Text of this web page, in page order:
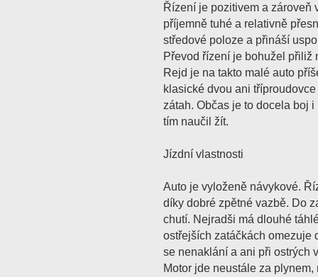
Řízení je pozitivem a zároveň
příjemně tuhé a relativně
středové poloze a přináší
Převod řízení je bohužel přiliž
Rejd je na takto malé auto
klasické dvou ani
zátah. Občas je to docela boj
tím naučil žít.
Jízdní vlastnosti
Auto je vyloženě návykové.
díky dobré zpětné vazbě. Do
chutí. Nejradši má dlouhé
ostřejších zatáčkách omezuje
se nenaklání a ani při ostrých
Motor jde neustále za